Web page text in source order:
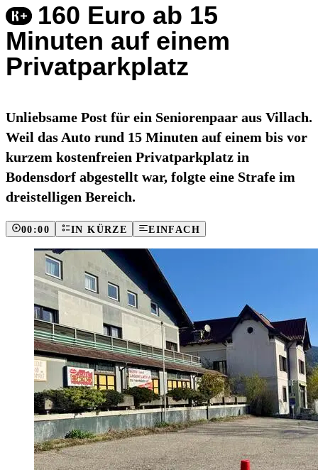
160 Euro ab 15
Minuten auf einem
Privatparkplatz
Unliebsame Post für ein Seniorenpaar aus Villach.
Weil das Auto rund 15 Minuten auf einem bis vor
kurzem kostenfreien Privatparkplatz in
Bodensdorf abgestellt war, folgte eine Strafe im
dreistelligen Bereich.
00:00 IN KÜRZE EINFACH